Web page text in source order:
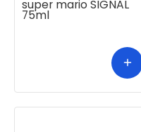
super mario SIGNAL
75ml